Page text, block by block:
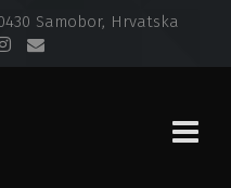
Samobor, Hrvatska